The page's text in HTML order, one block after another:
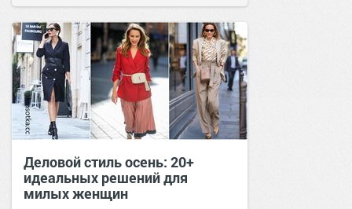
Деловой стиль осень: 20+
идеальных решений для
милых женщин